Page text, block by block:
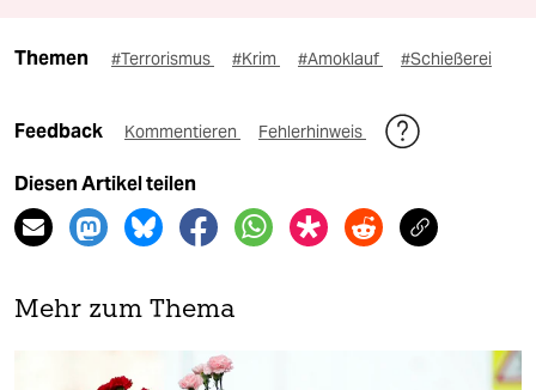
Themen #Terrorismus #Krim #Amoklauf #Schießerei
Feedback Kommentieren Fehlerhinweis
Diesen Artikel teilen
Mehr zum Thema